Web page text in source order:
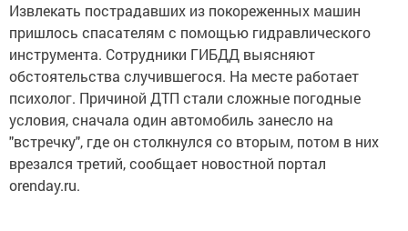
Извлекать пострадавших из покореженных машин
пришлось спасателям с помощью гидравлического
инструмента. Сотрудники ГИБДД выясняют
обстоятельства случившегося. На месте работает
психолог. Причиной ДТП стали сложные погодные
условия, сначала один автомобиль занесло на
"встречку", где он столкнулся со вторым, потом в них
врезался третий, сообщает новостной портал
orenday.ru.